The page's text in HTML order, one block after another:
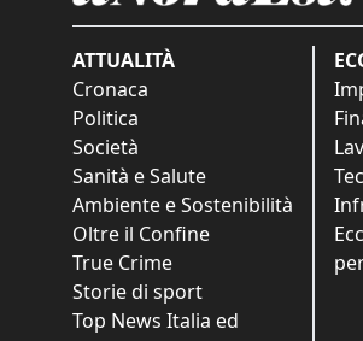
ATTUALITÀ
Cronaca
Politica
Società
Sanità e Salute
Ambiente e Sostenibilità
Oltre il Confine
True Crime
Storie di sport
Top News Italia ed